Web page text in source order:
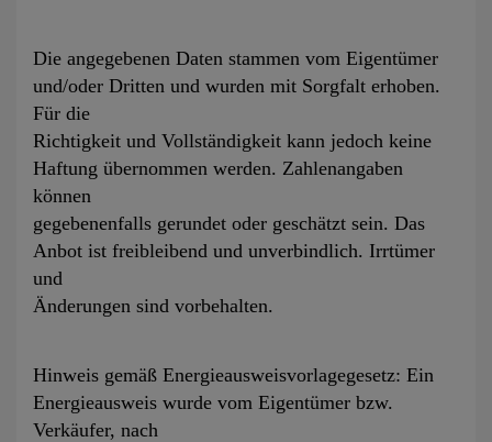
Die angegebenen Daten stammen vom Eigentümer
und/oder Dritten und wurden mit Sorgfalt erhoben.
Für die
Richtigkeit und Vollständigkeit kann jedoch keine
Haftung übernommen werden. Zahlenangaben
können
gegebenenfalls gerundet oder geschätzt sein. Das
Anbot ist freibleibend und unverbindlich. Irrtümer
und
Änderungen sind vorbehalten.
Hinweis gemäß Energieausweisvorlagegesetz: Ein
Energieausweis wurde vom Eigentümer bzw.
Verkäufer, nach